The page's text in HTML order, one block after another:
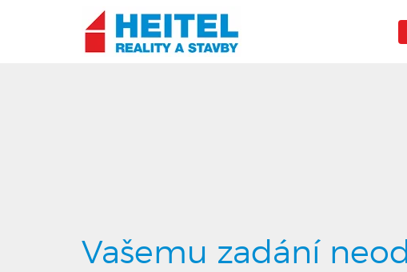
Vašemu zadání